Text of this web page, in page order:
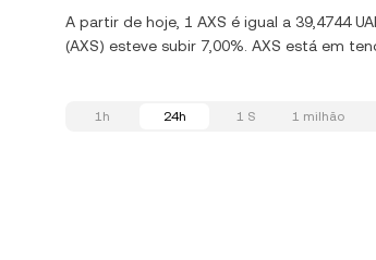
A partir de hoje, 1 AXS é igual a 39,4744
(AXS) esteve subir 7,00%. AXS está em
1h 24h 1 S 1 milhão